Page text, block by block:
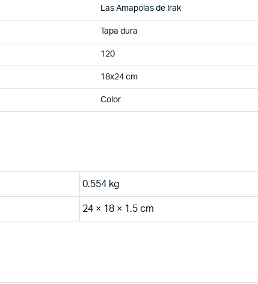
Las Amapolas de Irak
Tapa dura
120
18x24 cm
Color
0.554 kg
24 × 18 × 1.5 cm